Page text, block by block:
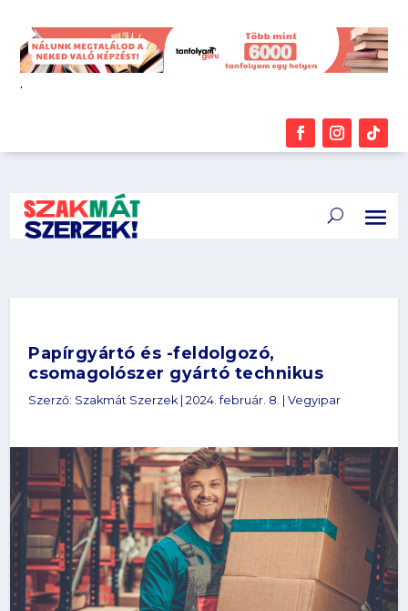
.
Papírgyártó és -feldolgozó,
csomagolószer gyártó technikus
Szerző: Szakmát Szerzek|2024. február. 8. |Vegyipar